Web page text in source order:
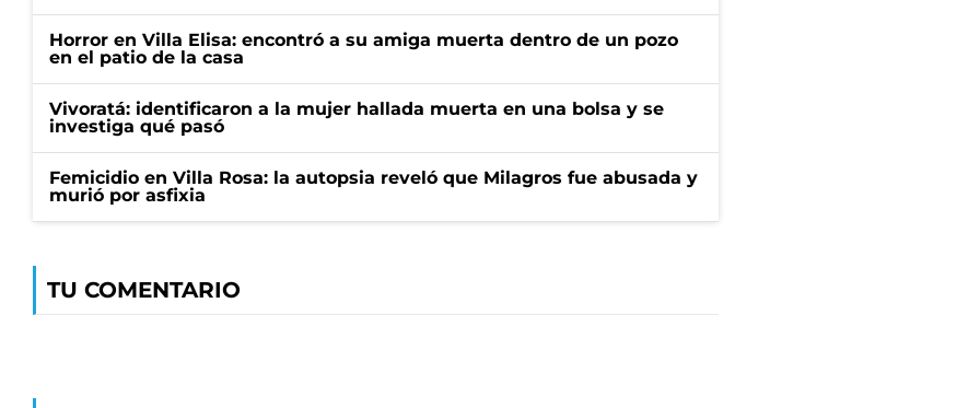
Horror en Villa Elisa: encontró a su amiga muerta dentro de un pozo
en el patio de la casa
Vivoratá: identificaron a la mujer hallada muerta en una bolsa y se
investiga qué pasó
Femicidio en Villa Rosa: la autopsia reveló que Milagros fue abusada y
murió por asfixia
TU COMENTARIO